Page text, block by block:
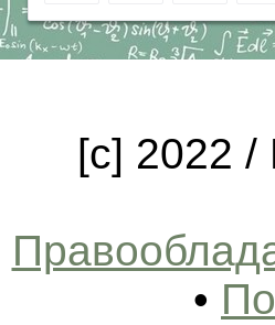
[c] 2022
•